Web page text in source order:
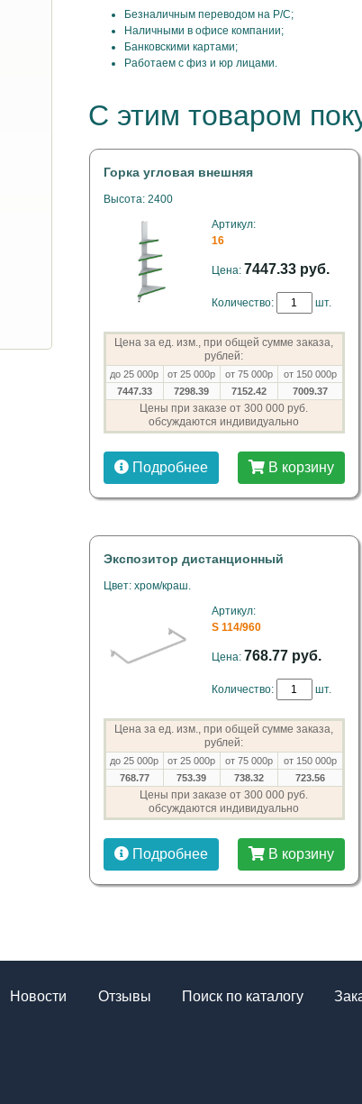
Безналичным переводом на Р/С;
Наличными в офисе компании;
Банковскими картами;
Работаем с физ и юр лицами.
С этим товаром
Горка угловая внешняя
Высота: 2400
Артикул:
16
Цена: 7447.33 руб.
Количество: шт.
Цена за ед. изм., при общей сумме заказа,
рублей:
до 25 000р от 25 000р от 75 000р
от 150 000р
7447.33
7298.39 7152.42 7009.37
Цены при заказе от 300 000 руб.
обсуждаются индивидуально
Подробнее В корзину
Экспозитор дистанционный
Цвет: хром/краш.
Артикул:
S 114/960
Цена: 768.77 руб.
Количество: шт.
Цена за ед. изм., при общей сумме заказа,
рублей:
до 25 000р от 25 000р от 75 000р
от 150 000р
768.77
753.39 738.32 723.56
Цены при заказе от 300 000 руб.
обсуждаются индивидуально
Подробнее В корзину
Новости Отзывы Поиск по каталогу